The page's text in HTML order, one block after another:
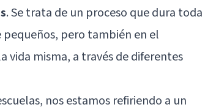
. Se trata de un proceso que dura toda
pequeños, pero también en el
misma, a través de diferentes
nos estamos refiriendo a un